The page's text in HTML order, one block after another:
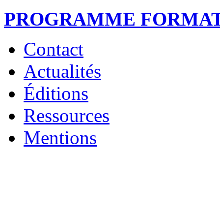
PROGRAMME
Contact
Actualités
Éditions
Ressources
Mentions